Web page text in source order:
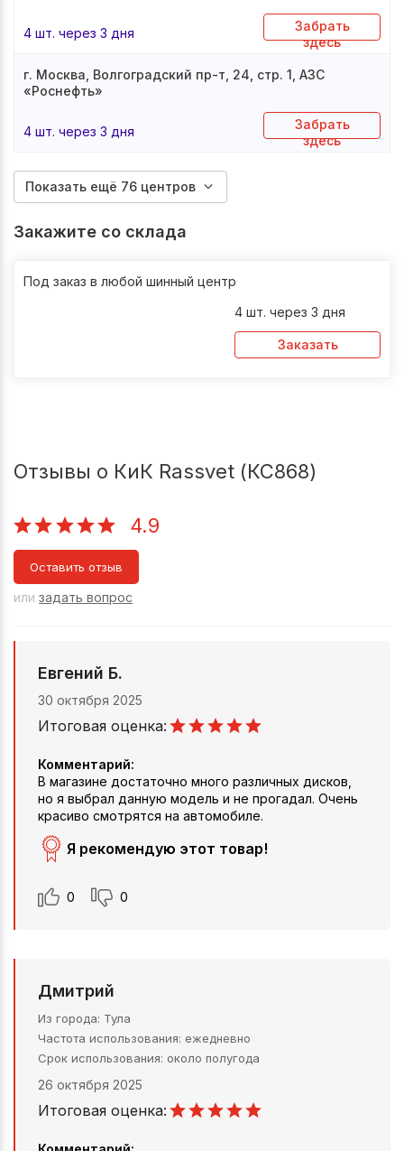
4 шт. через 3 дня
Забрать
здесь
г. Москва, Волгоградский пр-т, 24, стр. 1, АЗС
«Роснефть»
4 шт. через 3 дня
Забрать
здесь
Показать ещё 76 центров
Закажите со склада
Под заказ в любой шинный центр
4 шт. через 3 дня
Заказать
Отзывы о КиК Rassvet (КС868)
4.9
Оставить отзыв
или задать вопрос
Евгений Б.
30 октября 2025
Итоговая оценка:
Комментарий:
В магазине достаточно много различных дисков,
но я выбрал данную модель и не прогадал. Очень
красиво смотрятся на автомобиле.
Я рекомендую этот товар!
0 0
Дмитрий
Из города Тула
Частота использования ежедневно
Срок использования около полугода
26 октября 2025
Итоговая оценка: